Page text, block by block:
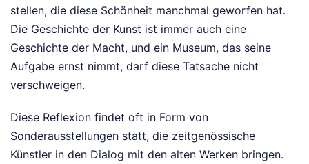
stellen, die diese Schönheit manchmal geworfen hat.
Die Geschichte der Kunst ist immer auch eine
Geschichte der Macht, und ein Museum, das seine
Aufgabe ernst nimmt, darf diese Tatsache nicht
verschweigen.
Diese Reflexion findet oft in Form von
Sonderausstellungen statt, die zeitgenössische
Künstler in den Dialog mit den alten Werken bringen.